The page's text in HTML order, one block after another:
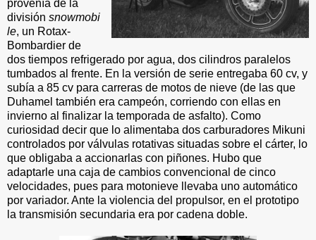
provenía de la
división snowmobi
le, un Rotax-
Bombardier de
dos tiempos refrigerado por agua, dos cilindros paralelos
tumbados al frente. En la versión de serie entregaba 60 cv, y
subía a 85 cv para carreras de motos de nieve (de las que
Duhamel también era campeón, corriendo con ellas en
invierno al finalizar la temporada de asfalto). Como
curiosidad decir que lo alimentaba dos carburadores Mikuni
controlados por válvulas rotativas situadas sobre el cárter, lo
que obligaba a accionarlas con piñones. Hubo que
adaptarle una caja de cambios convencional de cinco
velocidades, pues para motonieve llevaba uno automático
por variador. Ante la violencia del propulsor, en el prototipo
la transmisión secundaria era por cadena doble.